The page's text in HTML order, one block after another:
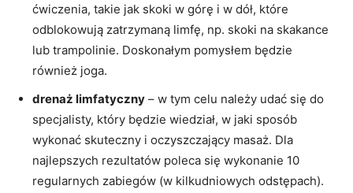
ćwiczenia, takie jak skoki w górę i w dół, które
odblokowują zatrzymaną limfę, np. skoki na skakance
lub trampolinie. Doskonałym pomysłem będzie
również joga.
drenaż limfatyczny – w tym celu należy udać się do
specjalisty, który będzie wiedział, w jaki sposób
wykonać skuteczny i oczyszczający masaż. Dla
najlepszych rezultatów poleca się wykonanie 10
regularnych zabiegów (w kilkudniowych odstępach).